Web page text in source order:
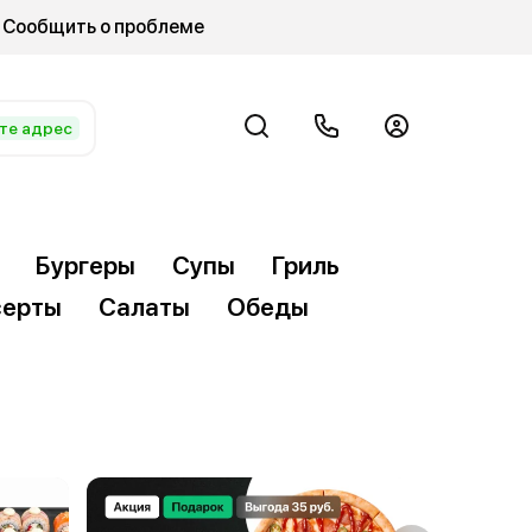
Сообщить о проблеме
адрес
Бургеры Супы
Гриль
Салаты
Обеды